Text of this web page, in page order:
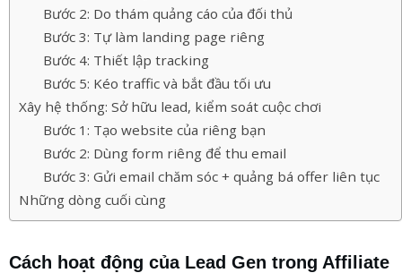
Bước 2: Do thám quảng cáo của đối thủ
Bước 3: Tự làm landing page riêng
Bước 4: Thiết lập tracking
Bước 5: Kéo traffic và bắt đầu tối ưu
Xây hệ thống: Sở hữu lead, kiểm soát cuộc chơi
Bước 1: Tạo website của riêng bạn
Bước 2: Dùng form riêng để thu email
Bước 3: Gửi email chăm sóc + quảng bá offer liên tục
Những dòng cuối cùng
Cách hoạt động của Lead Gen trong Affiliate